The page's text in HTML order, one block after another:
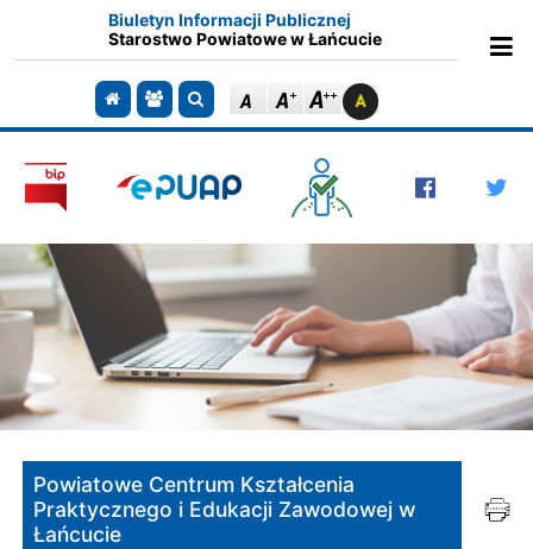
Biuletyn Informacji Publicznej
Starostwo Powiatowe w Łańcucie
Przejdź do strony głównej
Przejdź do redakcji
Szukaj
Powiatowe Centrum Kształcenia
Praktycznego i Edukacji Zawodowej w
Łańcucie